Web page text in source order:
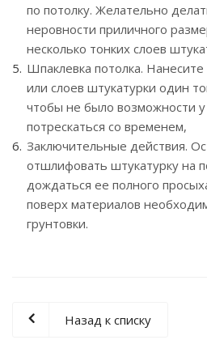
по потолку. Желательно
неровности приличного
несколько тонких слоев
Шпаклевка потолка.
или слоев штукатурки один
чтобы не было возможности у
потрескаться со временем,
Заключительные действия.
отшлифовать штукатурку на
дождаться ее полного
поверх материалов
грунтовки.
Назад к списку